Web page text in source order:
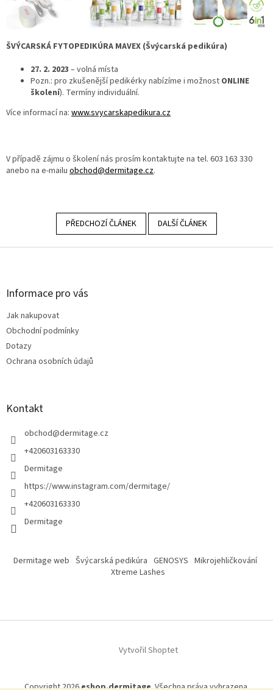
ŠVÝCARSKÁ FYTOPEDIKÚRA MAVEX (Švýcarská pedikúra)
27. 2. 2023 – volná místa
Pozn.: pro zkušenější pedikérky nabízíme i možnost ONLINE
školení). Termíny individuální.
Více informací na: www.svycarskapedikura.cz
V případě zájmu o školení nás prosím kontaktujte na tel. 603 163 330
anebo na e-mailu obchod@dermitage.cz.
PŘEDCHOZÍ ČLÁNEK DALŠÍ ČLÁNEK
Z
Informace pro vás
Jak nakupovat
Obchodní podmínky
Dotazy
Ochrana osobních údajů
Kontakt
obchod@dermitage.cz
+420603163330
Dermitage
https://www.instagram.com/dermitage/
+420603163330
Dermitage
Dermitage web Švýcarská pedikúra GENOSYS Mikrojehličkování
Xtreme Lashes
Vytvořil Shoptet
Copyright 2026eshop.dermitage. Všechna práva vyhrazena.